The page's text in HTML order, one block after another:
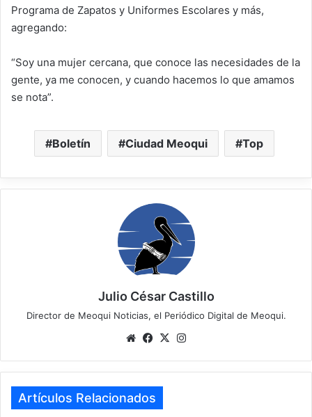
Programa de Zapatos y Uniformes Escolares y más,
agregando:
“Soy una mujer cercana, que conoce las necesidades de la
gente, ya me conocen, y cuando hacemos lo que amamos
se nota”.
Boletín Ciudad Meoqui Top
Julio César Castillo
Director de Meoqui Noticias, el Periódico Digital de Meoqui.
We
te
Fa
bo
ok
X
ra
Artículos Relacionados